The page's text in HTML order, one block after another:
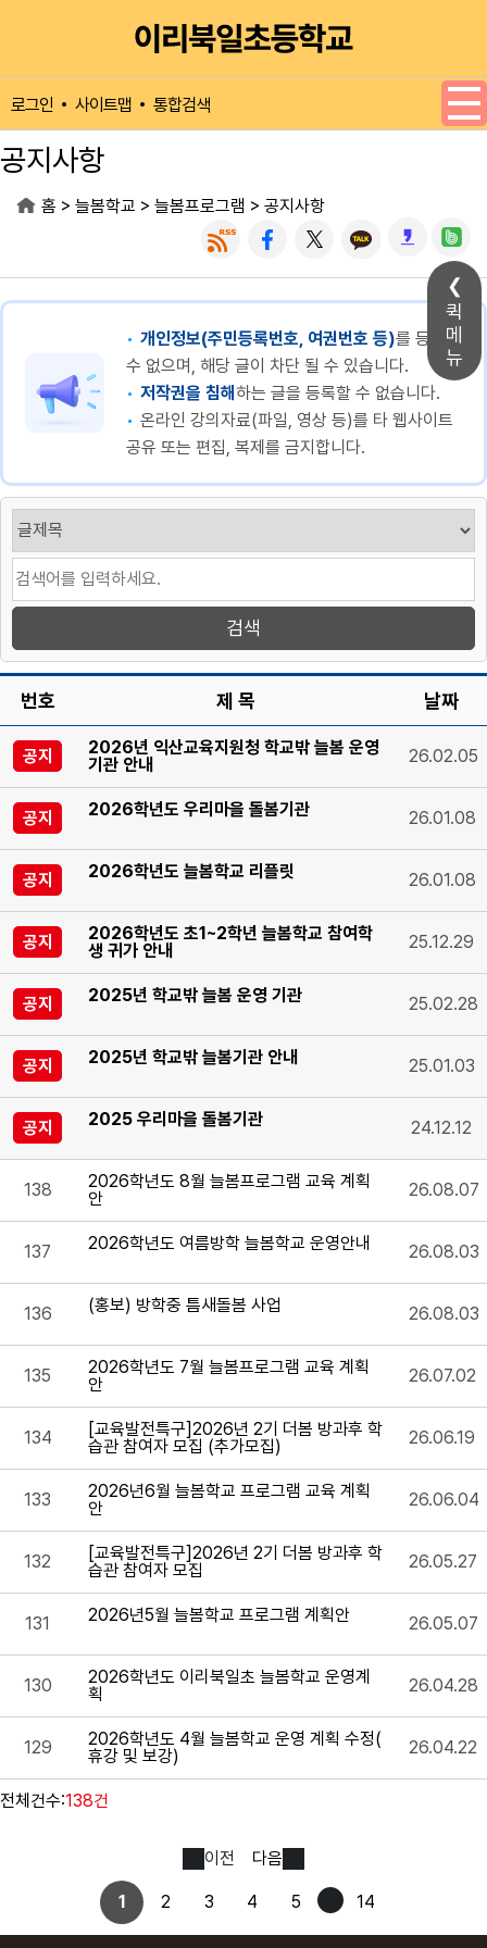
퀵
메
뉴
로그인 사이트맵 통합검색
공지사항
홈 > 늘봄학교 > 늘봄프로그램 > 공지사항
개인정보(주민등록번호, 여권번호 등)를 등록할
수 없으며, 해당 글이 차단 될 수 있습니다.
저작권을 침해하는 글을 등록할 수 없습니다.
온라인 강의자료(파일, 영상 등)를 타 웹사이트
공유 또는 편집, 복제를 금지합니다.
번호 제 목 날짜
공지
2026년 익산교육지원청 학교밖 늘봄 운영
기관 안내
26.02.05
공지 2026학년도 우리마을 돌봄기관 26.01.08
공지 2026학년도 늘봄학교 리플릿 26.01.08
공지
2026학년도 초1~2학년 늘봄학교 참여학
생 귀가 안내
25.12.29
공지 2025년 학교밖 늘봄 운영 기관 25.02.28
공지 2025년 학교밖 늘봄기관 안내 25.01.03
공지 2025 우리마을 돌봄기관 24.12.12
138
2026학년도 8월 늘봄프로그램 교육 계획
안
26.08.07
137 2026학년도 여름방학 늘봄학교 운영안내 26.08.03
136 (홍보) 방학중 틈새돌봄 사업 26.08.03
135
2026학년도 7월 늘봄프로그램 교육 계획
안
26.07.02
134
[교육발전특구]2026년 2기 더봄 방과후 학
습관 참여자 모집 (추가모집)
26.06.19
133
2026년6월 늘봄학교 프로그램 교육 계획
안
26.06.04
132
[교육발전특구]2026년 2기 더봄 방과후 학
습관 참여자 모집
26.05.27
131 2026년5월 늘봄학교 프로그램 계획안 26.05.07
130
2026학년도 이리북일초 늘봄학교 운영계
획
26.04.28
129
2026학년도 4월 늘봄학교 운영 계획 수정(
휴강 및 보강)
26.04.22
전체건수:138건
이전
1 2 3 4 5 14
다음